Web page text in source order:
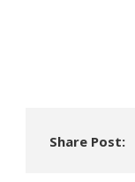
Share Post: